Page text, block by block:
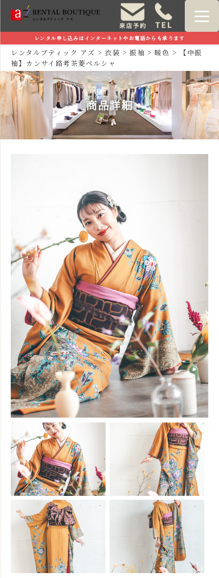
レンタル申し込みはインターネットやお電話からも承ります
レンタルブティック アズ >衣装 >振袖 > 暖色 >
【中振
袖】カンサイ路考茶菱ペルシャ
商品詳細